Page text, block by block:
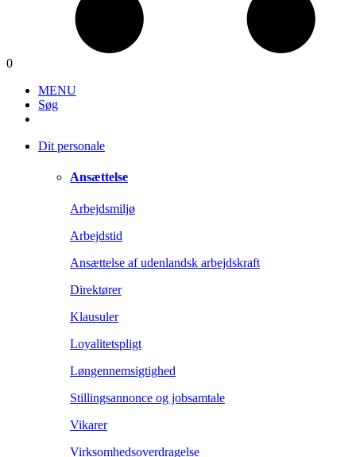
0
MENU
Søg
Dit personale
Ansættelse
Arbejdsmiljø
Arbejdstid
Ansættelse af udenlandsk arbejdskraft
Direktører
Klausuler
Loyalitetspligt
Løngennemsigtighed
Stillingsannonce og jobsamtale
Vikarer
Virksomhedsoverdragelse